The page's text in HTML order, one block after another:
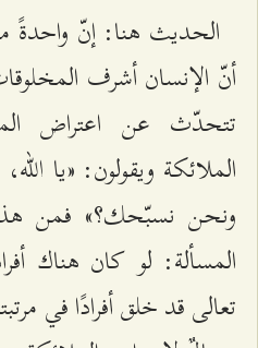
الحديث هنا: إنّ واحدةً
أنّ الإنسان أشرف
تتحدّث عن اعتراض
الملائكة ويقولون: «يا
ونحن نسبّحك؟» فمن
المسألة: لو كان هناك
تعالى قد خلق أفرادًا في